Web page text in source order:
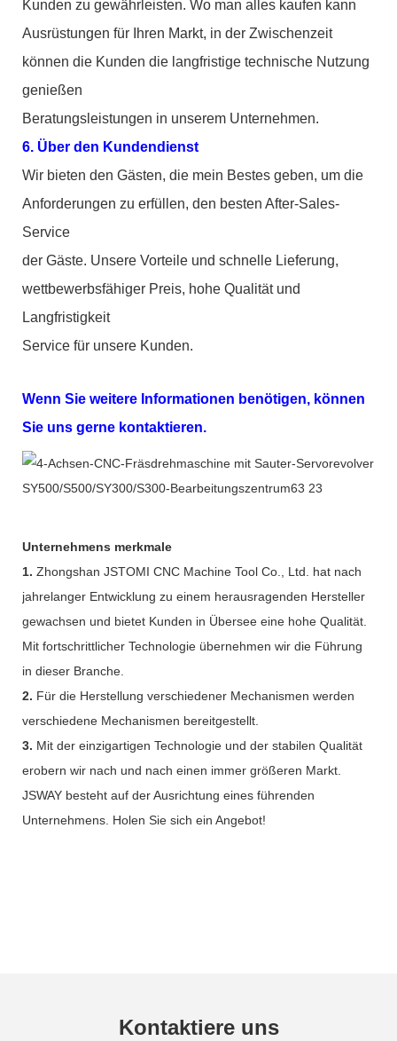
Kunden zu gewährleisten. Wo man alles kaufen kann
Ausrüstungen für Ihren Markt, in der Zwischenzeit
können die Kunden die langfristige technische Nutzung
genießen
Beratungsleistungen in unserem Unternehmen.
6. Über den Kundendienst
Wir bieten den Gästen, die mein Bestes geben, um die
Anforderungen zu erfüllen, den besten After-Sales-
Service
der Gäste. Unsere Vorteile und schnelle Lieferung,
wettbewerbsfähiger Preis, hohe Qualität und
Langfristigkeit
Service für unsere Kunden.
Wenn Sie weitere Informationen benötigen, können
Sie uns gerne kontaktieren.
Unternehmens merkmale
1. Zhongshan JSTOMI CNC Machine Tool Co., Ltd. hat nach
jahrelanger Entwicklung zu einem herausragenden Hersteller
gewachsen und bietet Kunden in Übersee eine hohe Qualität.
Mit fortschrittlicher Technologie übernehmen wir die Führung
in dieser Branche.
2. Für die Herstellung verschiedener Mechanismen werden
verschiedene Mechanismen bereitgestellt.
3. Mit der einzigartigen Technologie und der stabilen Qualität
erobern wir nach und nach einen immer größeren Markt.
JSWAY besteht auf der Ausrichtung eines führenden
Unternehmens. Holen Sie sich ein Angebot!
Kontaktiere uns